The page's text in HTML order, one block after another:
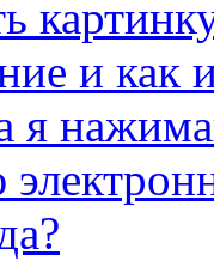
и как
я